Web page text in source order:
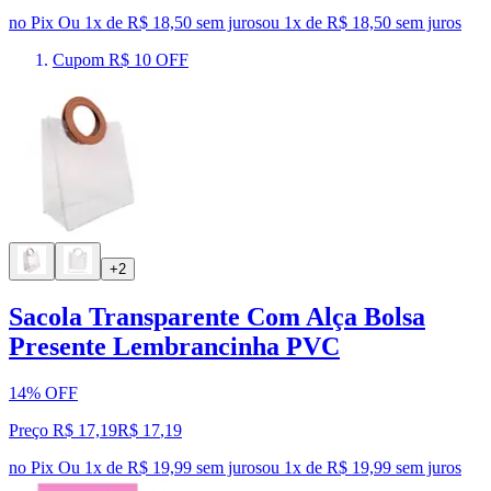
no Pix Ou 1x de R$ 18,50 sem jurosou 1x de R$ 18,50 sem juros
Cupom R$ 10 OFF
+2
Sacola Transparente Com Alça Bolsa
Presente Lembrancinha PVC
14% OFF
Preço R$ 17,19R$ 17,19
no Pix Ou 1x de R$ 19,99 sem jurosou 1x de R$ 19,99 sem juros